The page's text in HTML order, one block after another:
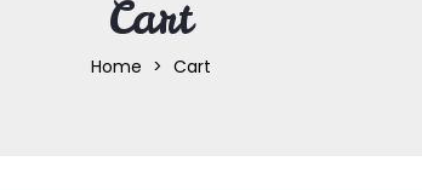
Cart
Home Cart